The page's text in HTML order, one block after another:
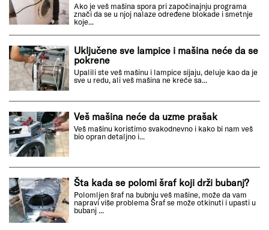
Ako je veš mašina spora pri započinajnju programa
znači da se u njoj nalaze određene blokade i smetnje
koje...
Uključene sve lampice i mašina neće da se
pokrene
Upalili ste veš mašinu i lampice sijaju, deluje kao da je
sve u redu, ali veš mašina ne kreće sa...
Veš mašina neće da uzme prašak
Veš mašinu koristimo svakodnevno i kako bi nam veš
bio opran detaljno i...
Šta kada se polomi šraf koji drži bubanj?
Polomljen šraf na bubnju veš mašine, može da vam
napravi više problema Šraf se može otkinuti i upasti u
bubanj ...